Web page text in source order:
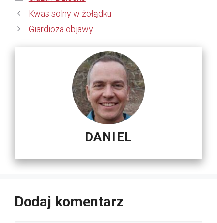
Kwas solny w żołądku
Giardioza objawy
DANIEL
Dodaj komentarz